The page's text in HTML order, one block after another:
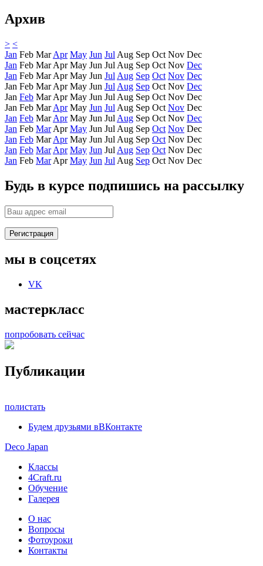
Архив
> <
Jan Feb Mar Apr May Jun Jul Aug Sep Oct Nov Dec
Jan Feb Mar Apr May Jun Jul Aug Sep Oct Nov Dec
Jan Feb Mar Apr May Jun Jul Aug Sep Oct Nov Dec
Jan Feb Mar Apr May Jun Jul Aug Sep Oct Nov Dec
Jan Feb Mar Apr May Jun Jul Aug Sep Oct Nov Dec
Jan Feb Mar Apr May Jun Jul Aug Sep Oct Nov Dec
Jan Feb Mar Apr May Jun Jul Aug Sep Oct Nov Dec
Jan Feb Mar Apr May Jun Jul Aug Sep Oct Nov Dec
Jan Feb Mar Apr May Jun Jul Aug Sep Oct Nov Dec
Jan Feb Mar Apr May Jun Jul Aug Sep Oct Nov Dec
Jan Feb Mar Apr May Jun Jul Aug Sep Oct Nov Dec
Будь в курсе подпишись на рассылку
мы в соцсетях
VK
мастеркласс
попробовать сейчас
Публикации
полистать
Будем друзьями вВКонтакте
Deco Japan
Классы
4Craft.ru
Обучение
Галерея
О нас
Вопросы
Фотоуроки
Контакты